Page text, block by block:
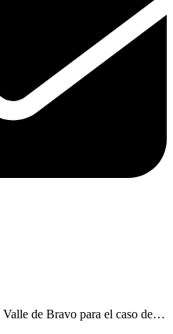
Valle de Bravo para el caso de…